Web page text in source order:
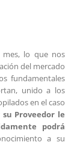
mes, lo que nos
del mercado
fundamentales
unido a los
en el caso
su Proveedor le
podrá
a su